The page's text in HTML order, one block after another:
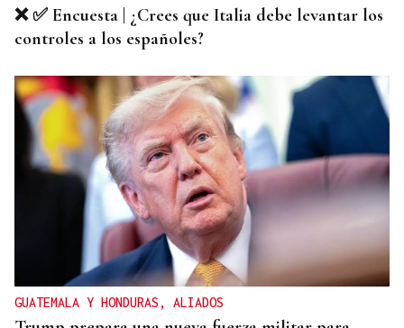
❌ ✅ Encuesta | ¿Crees que Italia debe levantar los
controles a los españoles?
GUATEMALA Y HONDURAS, ALIADOS